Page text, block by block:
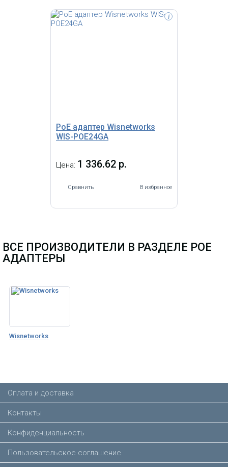
PoE адаптер Wisnetworks
WIS-POE24GA
Цена: 1 336.62 р.
Сравнить В избранное
i
ВСЕ ПРОИЗВОДИТЕЛИ В РАЗДЕЛЕ POE
АДАПТЕРЫ
Wisnetworks
Оплата и доставка
Контакты
Конфиденциальность
Пользовательское соглашение